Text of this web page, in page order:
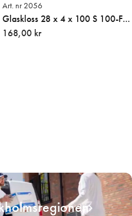
Art. nr 2056
Glaskloss 28 x 4 x 100 S 100-Frp
(1000 st/kart)
168,00 kr